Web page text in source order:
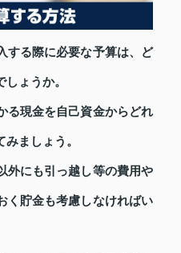
する際に必要な予算は、ど
ょうか。
る現金を自己資金からどれ
ましょう。
外にも引っ越し等の費用や
く貯金も考慮しなければい